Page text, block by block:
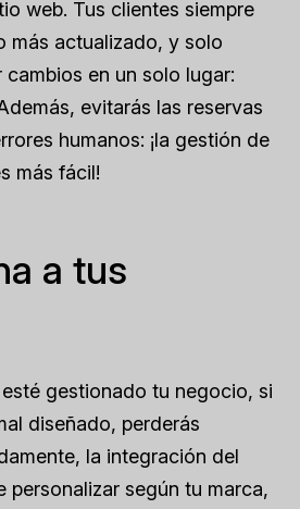
web. Tus clientes siempre
más actualizado, y solo
en un solo lugar:
evitarás las reservas
humanos: ¡la gestión de
más fácil!
a tus
gestionado tu negocio, si
diseñado, perderás
la integración del
personalizar según tu marca,